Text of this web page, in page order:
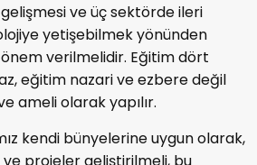
gelişmesi ve üç sektörde ileri
yetişebilmek yönünden
verilmelidir. Eğitim dört
eğitim nazari ve ezbere değil
ameli olarak yapılır.
kendi bünyelerine uygun olarak,